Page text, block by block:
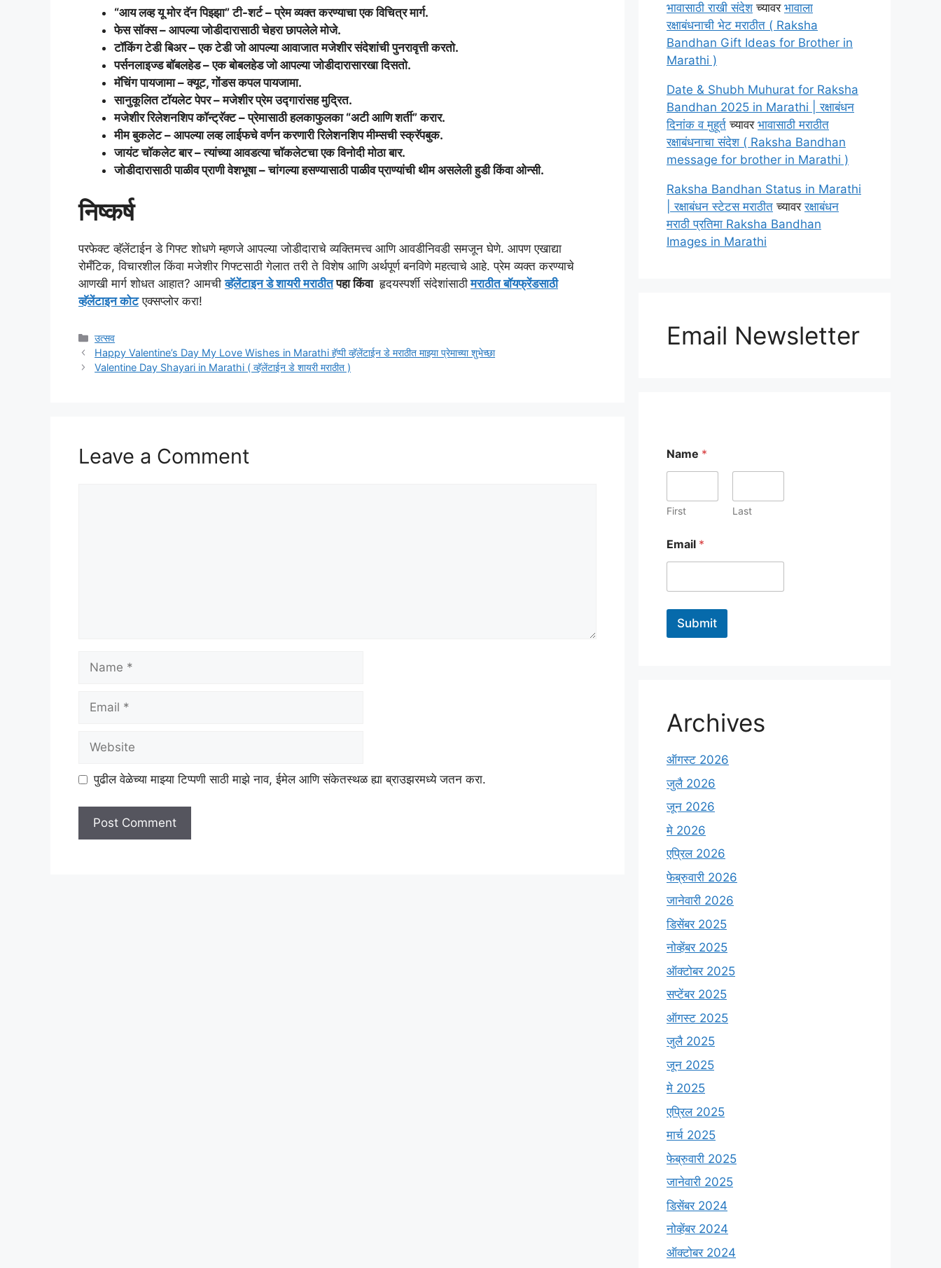
“आय लव्ह यू मोर दॅन पिझ्झा” टी-शर्ट – प्रेम व्यक्त करण्याचा एक विचित्र मार्ग.
फेस सॉक्स – आपल्या जोडीदारासाठी चेहरा छापलेले मोजे.
टॉकिंग टेडी बिअर – एक टेडी जो आपल्या आवाजात मजेशीर संदेशांची पुनरावृत्ती करतो.
पर्सनलाइज्ड बॉबलहेड – एक बोबलहेड जो आपल्या जोडीदारासारखा दिसतो.
मॅचिंग पायजामा – क्यूट, गोंडस कपल पायजामा.
सानुकूलित टॉयलेट पेपर – मजेशीर प्रेम उद्गारांसह मुद्रित.
मजेशीर रिलेशनशिप कॉन्ट्रॅक्ट – प्रेमासाठी हलकाफुलका “अटी आणि शर्ती” करार.
मीम बुकलेट – आपल्या लव्ह लाईफचे वर्णन करणारी रिलेशनशिप मीम्सची स्क्रॅपबुक.
जायंट चॉकलेट बार – त्यांच्या आवडत्या चॉकलेटचा एक विनोदी मोठा बार.
जोडीदारासाठी पाळीव प्राणी वेशभूषा – चांगल्या हसण्यासाठी पाळीव प्राण्यांची थीम असलेली हुडी किंवा ओन्सी.
निष्कर्ष
परफेक्ट व्हॅलेंटाईन डे गिफ्ट शोधणे म्हणजे आपल्या जोडीदाराचे व्यक्तिमत्त्व आणि आवडीनिवडी समजून घेणे. आपण एखाद्या
रोमँटिक, विचारशील किंवा मजेशीर गिफ्टसाठी गेलात तरी ते विशेष आणि अर्थपूर्ण बनविणे महत्वाचे आहे. प्रेम व्यक्त करण्याचे
आणखी मार्ग शोधत आहात? आमचीव्हॅलेंटाइन डे शायरी मराठीतपहा किंवा हृदयस्पर्शी संदेशांसाठी मराठीत बॉयफ्रेंडसाठी
व्हॅलेंटाइन कोटएक्सप्लोर करा!
Categories
उत्सव
Happy Valentine’s Day My Love Wishes in Marathi हॅप्पी व्हॅलेंटाईन डे मराठीत माझ्या प्रेमाच्या शुभेच्छा
Valentine Day Shayari in Marathi ( व्हॅलेंटाईन डे शायरी मराठीत )
Leave a Comment
Name
Email
Website
पुढील वेळेच्या माझ्या टिप्पणी साठी माझे नाव, ईमेल आणि संकेतस्थळ ह्या ब्राउझरमध्ये जतन करा.
भावासाठी राखी संदेशच्यावर भावाला
रक्षाबंधनाची भेट मराठीत ( Raksha
Bandhan Gift Ideas for Brother in
Marathi )
Date & Shubh Muhurat for Raksha
Bandhan 2025 in Marathi | रक्षाबंधन
दिनांक व मुहूर्त च्यावर भावासाठी मराठीत
रक्षाबंधनाचा संदेश ( Raksha Bandhan
message for brother in Marathi )
Raksha Bandhan Status in Marathi
| रक्षाबंधन स्टेटस मराठीत च्यावररक्षाबंधन
मराठी प्रतिमा Raksha Bandhan
Images in Marathi
Email Newsletter
Name *
First Last
E
m
i
E
a
Email *
Submit
Archives
ऑगस्ट 2026
जुलै 2026
जून 2026
मे 2026
एप्रिल 2026
फेब्रुवारी 2026
जानेवारी 2026
डिसेंबर 2025
नोव्हेंबर 2025
ऑक्टोबर 2025
सप्टेंबर 2025
ऑगस्ट 2025
जुलै 2025
जून 2025
मे 2025
एप्रिल 2025
मार्च 2025
फेब्रुवारी 2025
जानेवारी 2025
डिसेंबर 2024
नोव्हेंबर 2024
ऑक्टोबर 2024